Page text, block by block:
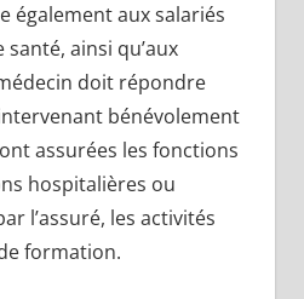
également aux salariés
ainsi qu’aux
doit répondre
bénévolement
assurées les fonctions
hospitalières ou
l’assuré, les activités
formation.